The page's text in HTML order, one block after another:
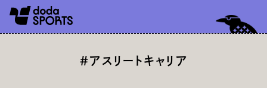
#アスリートキャリア